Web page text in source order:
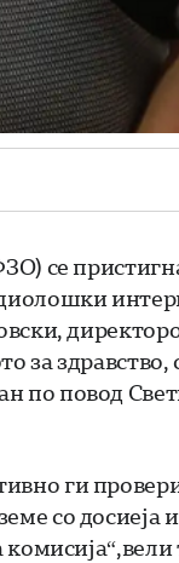
се
за здравство,
повод
ги
со досиеја